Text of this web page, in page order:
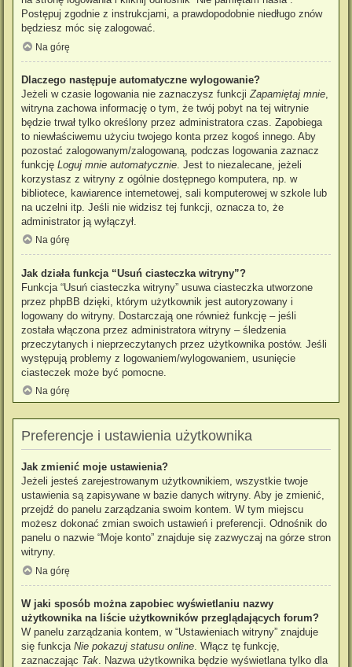
Postępuj zgodnie z instrukcjami, a prawdopodobnie niedługo znów
będziesz móc się zalogować.
Na górę
Dlaczego następuje automatyczne wylogowanie?
Jeżeli w czasie logowania nie zaznaczysz funkcji Zapamiętaj mnie
witryna zachowa informację o tym, że twój pobyt na tej witrynie
będzie trwał tylko określony przez administratora czas. Zapobiega
to niewłaściwemu użyciu twojego konta przez kogoś innego. Aby
pozostać zalogowanym/zalogowaną, podczas logowania zaznacz
funkcję Loguj mnie automatycznie . Jest to niezalecane, jeżeli
korzystasz z witryny z ogólnie dostępnego komputera, np. w
bibliotece, kawiarence internetowej, sali komputerowej w szkole lub
na uczelni itp. Jeśli nie widzisz tej funkcji, oznacza to, że
administrator ją wyłączył.
Na górę
Jak działa funkcja “Usuń ciasteczka witryny”?
Funkcja “Usuń ciasteczka witryny” usuwa ciasteczka utworzone
przez phpBB dzięki, którym użytkownik jest autoryzowany i
logowany do witryny. Dostarczają one również funkcję – jeśli
została włączona przez administratora witryny – śledzenia
przeczytanych i nieprzeczytanych przez użytkownika postów. Jeśli
występują problemy z logowaniem/wylogowaniem, usunięcie
ciasteczek może być pomocne.
Na górę
Preferencje i ustawienia użytkownika
Jak zmienić moje ustawienia?
Jeżeli jesteś zarejestrowanym użytkownikiem, wszystkie twoje
ustawienia są zapisywane w bazie danych witryny. Aby je zmienić,
przejdź do panelu zarządzania swoim kontem. W tym miejscu
możesz dokonać zmian swoich ustawień i preferencji. Odnośnik do
panelu o nazwie “Moje konto” znajduje się zazwyczaj na górze stron
witryny.
Na górę
W jaki sposób można zapobiec wyświetlaniu nazwy
użytkownika na liście użytkowników przeglądających forum?
W panelu zarządzania kontem, w “Ustawieniach witryny” znajduje
się funkcja Nie pokazuj statusu online . Włącz tę funkcję,
zaznaczając Tak . Nazwa użytkownika będzie wyświetlana tylko dla